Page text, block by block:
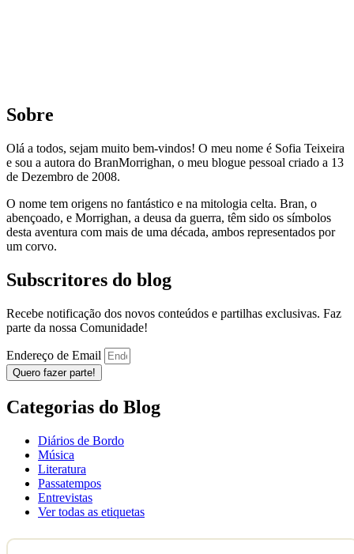
Sobre
Olá a todos, sejam muito bem-vindos! O meu nome é Sofia Teixeira
e sou a autora do BranMorrighan, o meu blogue pessoal criado a 13
de Dezembro de 2008.
O nome tem origens no fantástico e na mitologia celta. Bran, o
abençoado, e Morrighan, a deusa da guerra, têm sido os símbolos
desta aventura com mais de uma década, ambos representados por
um corvo.
Subscritores do blog
Recebe notificação dos novos conteúdos e partilhas exclusivas. Faz
parte da nossa Comunidade!
Endereço de Email
Quero fazer parte!
Categorias do Blog
Diários de Bordo
Música
Literatura
Passatempos
Entrevistas
Ver todas as etiquetas